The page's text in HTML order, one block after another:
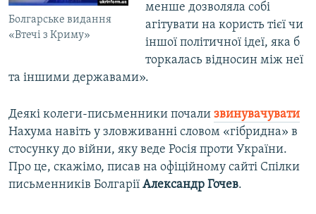
Болгарське видання
«Втечі з Криму»
менше дозволяла собі
агітувати на користь тієї чи
іншої політичної ідеї, яка б
торкалась відносин між неї
та іншими державами».
Деякі колеги-письменники почали звинувачувати
Нахума навіть у зловживанні словом «гібридна» в
стосунку до війни, яку веде Росія проти України.
Про це, скажімо, писав на офіційному сайті Спілки
письменників Болгарії Александр Гочев.